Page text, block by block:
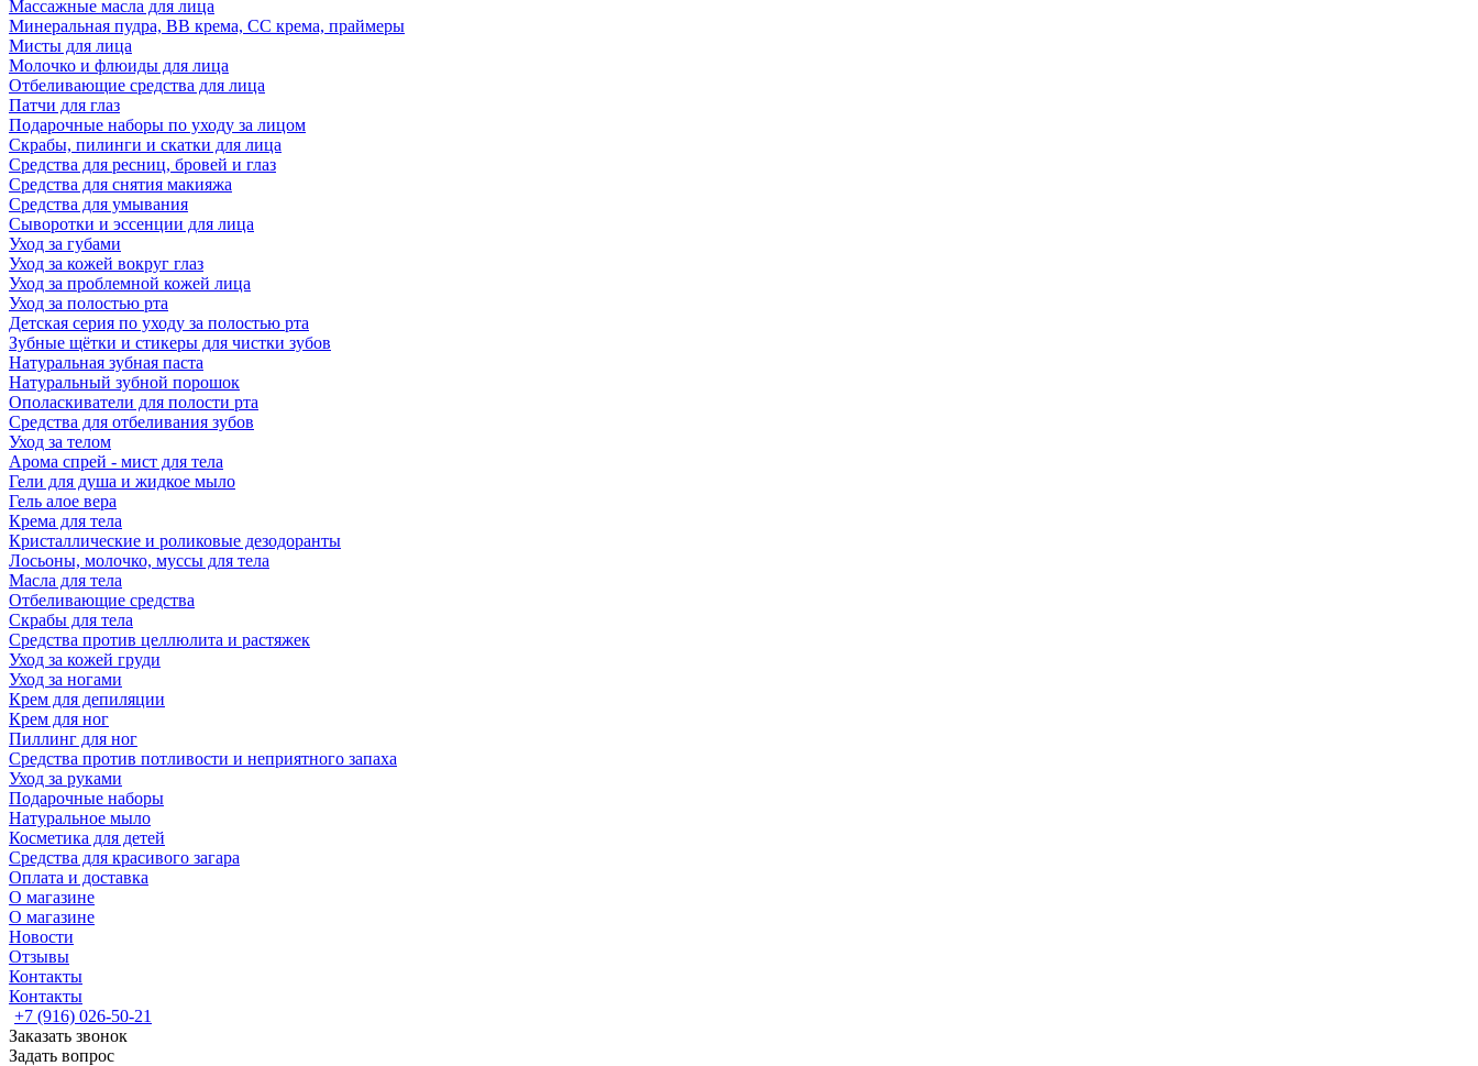
Массажные масла для лица
Минеральная пудра, BB крема, СС крема, праймеры
Мисты для лица
Молочко и флюиды для лица
Отбеливающие средства для лица
Патчи для глаз
Подарочные наборы по уходу за лицом
Скрабы, пилинги и скатки для лица
Средства для ресниц, бровей и глаз
Средства для снятия макияжа
Средства для умывания
Сыворотки и эссенции для лица
Уход за губами
Уход за кожей вокруг глаз
Уход за проблемной кожей лица
Уход за полостью рта
Детская серия по уходу за полостью рта
Зубные щётки и стикеры для чистки зубов
Натуральная зубная паста
Натуральный зубной порошок
Ополаскиватели для полости рта
Средства для отбеливания зубов
Уход за телом
Арома спрей - мист для тела
Гели для душа и жидкое мыло
Гель алое вера
Крема для тела
Кристаллические и роликовые дезодоранты
Лосьоны, молочко, муссы для тела
Масла для тела
Отбеливающие средства
Скрабы для тела
Средства против целлюлита и растяжек
Уход за кожей груди
Уход за ногами
Крем для депиляции
Крем для ног
Пиллинг для ног
Средства против потливости и неприятного запаха
Уход за руками
Подарочные наборы
Натуральное мыло
Косметика для детей
Средства для красивого загара
Оплата и доставка
О магазине
О магазине
Новости
Отзывы
Контакты
Контакты
+7 (916) 026-50-21
Заказать звонок
Задать вопрос